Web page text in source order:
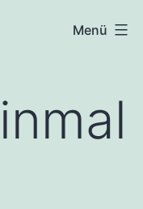
Menü